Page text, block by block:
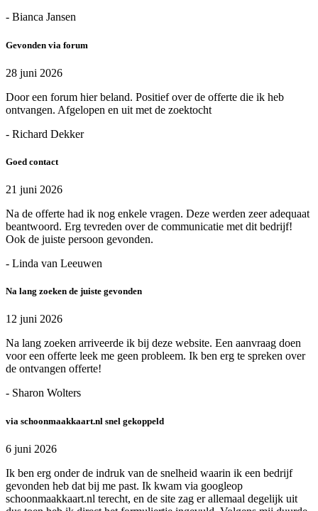
- Bianca Jansen
Gevonden via forum
28 juni 2026
Door een forum hier beland. Positief over de offerte die ik heb
ontvangen. Afgelopen en uit met de zoektocht
- Richard Dekker
Goed contact
21 juni 2026
Na de offerte had ik nog enkele vragen. Deze werden zeer adequaat
beantwoord. Erg tevreden over de communicatie met dit bedrijf!
Ook de juiste persoon gevonden.
- Linda van Leeuwen
Na lang zoeken de juiste gevonden
12 juni 2026
Na lang zoeken arriveerde ik bij deze website. Een aanvraag doen
voor een offerte leek me geen probleem. Ik ben erg te spreken over
de ontvangen offerte!
- Sharon Wolters
via schoonmaakkaart.nl snel gekoppeld
6 juni 2026
Ik ben erg onder de indruk van de snelheid waarin ik een bedrijf
gevonden heb dat bij me past. Ik kwam via googleop
schoonmaakkaart.nl terecht, en de site zag er allemaal degelijk uit